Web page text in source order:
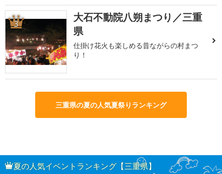
3
大石不動院八朔まつり／三重
県
仕掛け花火も楽しめる昔ながらの村まつ
り！
三重県の夏の人気夏祭りランキング
夏の人気イベントランキング【三重県】